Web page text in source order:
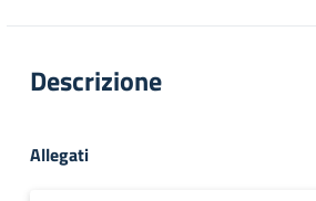
Descrizione
Allegati